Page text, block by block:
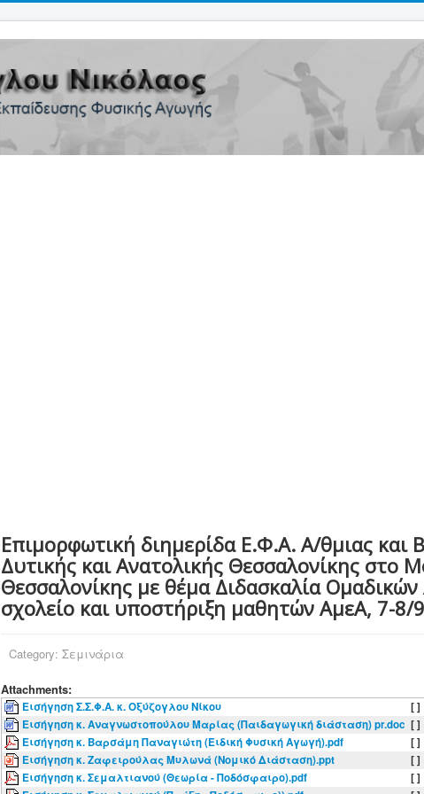
Επιμορφωτική διημερίδα Ε.Φ.Α. Α/θμιας και
Δυτικής και Ανατολικής Θεσσαλονίκης στο
Θεσσαλονίκης με θέμα Διδασκαλία
σχολείο και υποστήριξη μαθητών ΑμεΑ, 7-8/
Category: Σεμινάρια
Attachments:
Εισήγηση Σ.Σ.Φ.Α. κ. Οξύζογλου Νίκου [ ]
Εισήγηση κ. Αναγνωστοπούλου Μαρίας (Παιδαγωγική διάσταση) pr.doc [ ]
Εισήγηση κ. Βαρσάμη Παναγιώτη (Ειδική Φυσική Αγωγή).pdf
[ ]
Εισήγηση κ. Ζαφειρούλας Μυλωνά (Νομικό Διάσταση).ppt
[ ]
Εισήγηση κ. Σεμαλτιανού (Θεωρία - Ποδόσφαιρο).pdf
[ ]